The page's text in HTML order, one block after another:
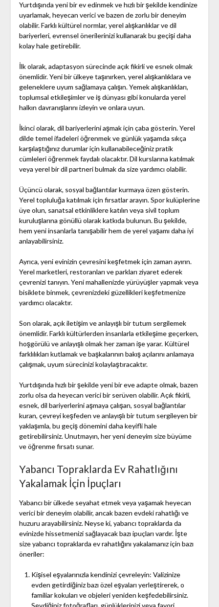
Yurtdışında yeni bir ev edinmek ve hızlı bir şekilde kendinize
uyarlamak, heyecan verici ve bazen de zorlu bir deneyim
olabilir. Farklı kültürel normlar, yerel alışkanlıklar ve dil
bariyerleri, evrensel önerilerinizi kullanarak bu geçişi daha
kolay hale getirebilir.
İlk olarak, adaptasyon sürecinde açık fikirli ve esnek olmak
önemlidir. Yeni bir ülkeye taşınırken, yerel alışkanlıklara ve
geleneklere uyum sağlamaya çalışın. Yemek alışkanlıkları,
toplumsal etkileşimler ve iş dünyası gibi konularda yerel
halkın davranışlarını izleyin ve onlara uyun.
İkinci olarak, dil bariyerlerini aşmak için çaba gösterin. Yerel
dilde temel ifadeleri öğrenmek ve günlük yaşamda sıkça
karşılaştığınız durumlar için kullanabileceğiniz pratik
cümleleri öğrenmek faydalı olacaktır. Dil kurslarına katılmak
veya yerel bir dil partneri bulmak da size yardımcı olabilir.
Üçüncü olarak, sosyal bağlantılar kurmaya özen gösterin.
Yerel topluluğa katılmak için fırsatlar arayın. Spor kulüplerine
üye olun, sanatsal etkinliklere katılın veya sivil toplum
kuruluşlarına gönüllü olarak katkıda bulunun. Bu şekilde,
hem yeni insanlarla tanışabilir hem de yerel yaşamı daha iyi
anlayabilirsiniz.
Ayrıca, yeni evinizin çevresini keşfetmek için zaman ayırın.
Yerel marketleri, restoranları ve parkları ziyaret ederek
çevrenizi tanıyın. Yeni mahallenizde yürüyüşler yapmak veya
bisiklete binmek, çevrenizdeki güzellikleri keşfetmenize
yardımcı olacaktır.
Son olarak, açık iletişim ve anlayışlı bir tutum sergilemek
önemlidir. Farklı kültürlerden insanlarla etkileşime geçerken,
hoşgörülü ve anlayışlı olmak her zaman işe yarar. Kültürel
farklılıkları kutlamak ve başkalarının bakış açılarını anlamaya
çalışmak, uyum sürecinizi kolaylaştıracaktır.
Yurtdışında hızlı bir şekilde yeni bir eve adapte olmak, bazen
zorlu olsa da heyecan verici bir serüven olabilir. Açık fikirli,
esnek, dil bariyerlerini aşmaya çalışan, sosyal bağlantılar
kuran, çevreyi keşfeden ve anlayışlı bir tutum sergileyen bir
yaklaşımla, bu geçiş dönemini daha keyifli hale
getirebilirsiniz. Unutmayın, her yeni deneyim size büyüme
ve öğrenme fırsatı sunar.
Yabancı Topraklarda Ev Rahatlığını
Yakalamak İçin İpuçları
Yabancı bir ülkede seyahat etmek veya yaşamak heyecan
verici bir deneyim olabilir, ancak bazen evdeki rahatlığı ve
huzuru arayabilirsiniz. Neyse ki, yabancı topraklarda da
evinizde hissetmenizi sağlayacak bazı ipuçları vardır. İşte
size yabancı topraklarda ev rahatlığını yakalamanız için bazı
öneriler:
Kişisel eşyalarınızla kendinizi çevreleyin: Valizinize
evden getirdiğiniz bazı özel eşyaları yerleştirerek, o
familiar kokuları ve objeleri yeniden keşfedebilirsiniz.